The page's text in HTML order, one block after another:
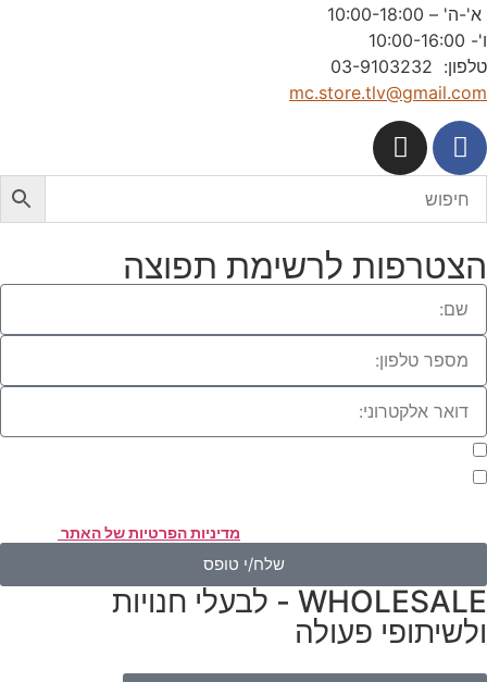
א'-ה' – 10:00-18:00
ו'- 10:00-16:00
טלפון: 03-9103232
mc.store.tlv@gmail.com
הצטרפות לרשימת תפוצה
מדיניות הפרטיות של האתר
שלח/י טופס
WHOLESALE - לבעלי חנויות
ולשיתופי פעולה